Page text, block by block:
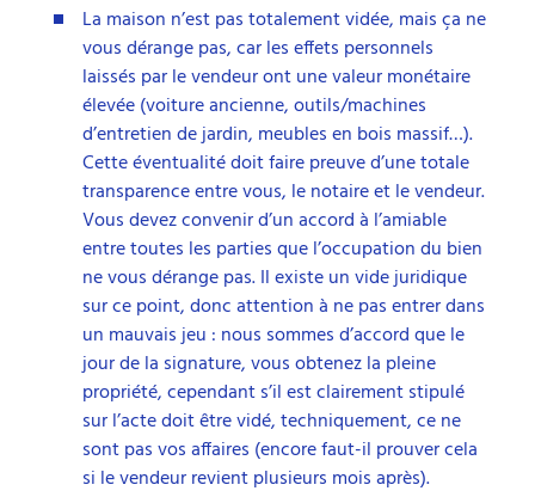
La maison n’est pas totalement vidée, mais ça ne
vous dérange pas, car les effets personnels
laissés par le vendeur ont une valeur monétaire
élevée (voiture ancienne, outils/machines
d’entretien de jardin, meubles en bois massif…).
Cette éventualité doit faire preuve d’une totale
transparence entre vous, le notaire et le vendeur.
Vous devez convenir d’un accord à l’amiable
entre toutes les parties que l’occupation du bien
ne vous dérange pas. Il existe un vide juridique
sur ce point, donc attention à ne pas entrer dans
un mauvais jeu : nous sommes d’accord que le
jour de la signature, vous obtenez la pleine
propriété, cependant s’il est clairement stipulé
sur l’acte doit être vidé, techniquement, ce ne
sont pas vos affaires (encore faut-il prouver cela
si le vendeur revient plusieurs mois après).